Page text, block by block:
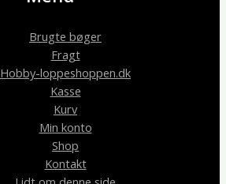
Brugte bøger
Fragt
Hobby-loppeshoppen.dk
Kasse
Kurv
Min konto
Shop
Kontakt